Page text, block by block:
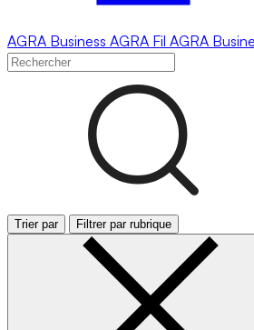
AGRA Business AGRA Fil AGRA
Trier par Filtrer par rubrique